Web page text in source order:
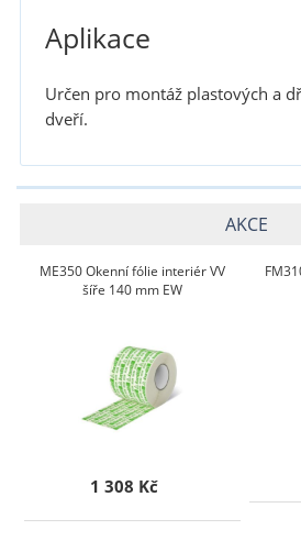
Aplikace
Určen pro montáž plastových a
dveří.
AKCE
ME350 Okenní fólie interiér VV
šíře 140 mm EW
1 308 Kč